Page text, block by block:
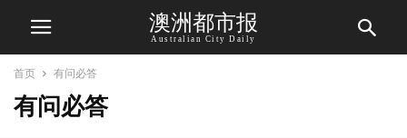
澳洲都市报
Australian City Daily
首页 有问必答
有问必答